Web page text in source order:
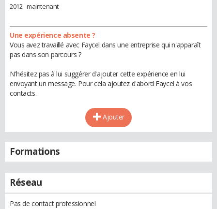
2012 - maintenant
Une expérience absente ?
Vous avez travaillé avec Faycel dans une entreprise qui n'apparaît
pas dans son parcours ?
N'hésitez pas à lui suggérer d'ajouter cette expérience en lui
envoyant un message. Pour cela ajoutez d'abord Faycel à vos
contacts.
Ajouter
Formations
Réseau
Pas de contact professionnel